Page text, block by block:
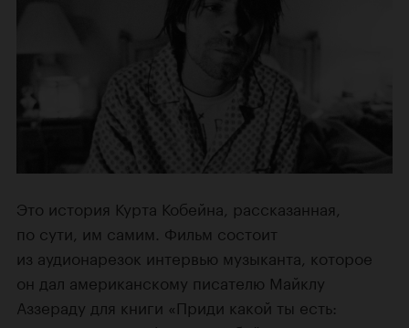
Это история Курта Кобейна, рассказанная,
по сути, им самим. Фильм состоит
из аудионарезок интервью музыканта, которое
он дал американскому писателю Майклу
Аззераду для книги «Приди какой ты есть: